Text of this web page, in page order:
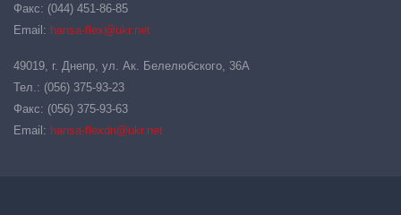
Факс: (044) 451-86-85
Email: hansa-flex@ukr.net
49019, г. Днепр, ул. Ак. Белелюбского, 36А
Тел.: (056) 375-93-23
Факс: (056) 375-93-63
Email: hansa-flexdn@ukr.net